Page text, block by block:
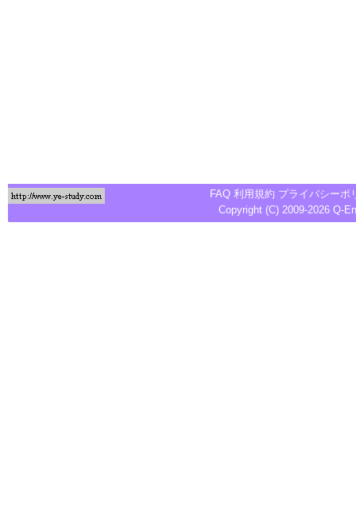
FAQ 利用規約 プライバシーポ
Copyright (C) 2009-2026 Q-